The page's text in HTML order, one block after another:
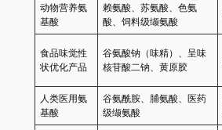
动物营养氨
基酸
赖氨酸、苏氨酸、色氨
酸、饲料级缬氨酸
食品味觉性
状优化产品
谷氨酸钠（味精）、呈味
核苷酸二钠、黄原胶
人类医用氨
基酸
谷氨酰胺、脯氨酸、医药
级缬氨酸